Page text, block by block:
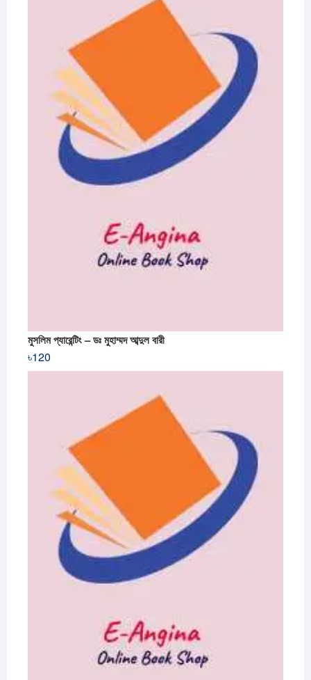
মুসলিম প্যারেন্টিং – ডঃ মুহাম্মদ আব্দুল বারী
৳120